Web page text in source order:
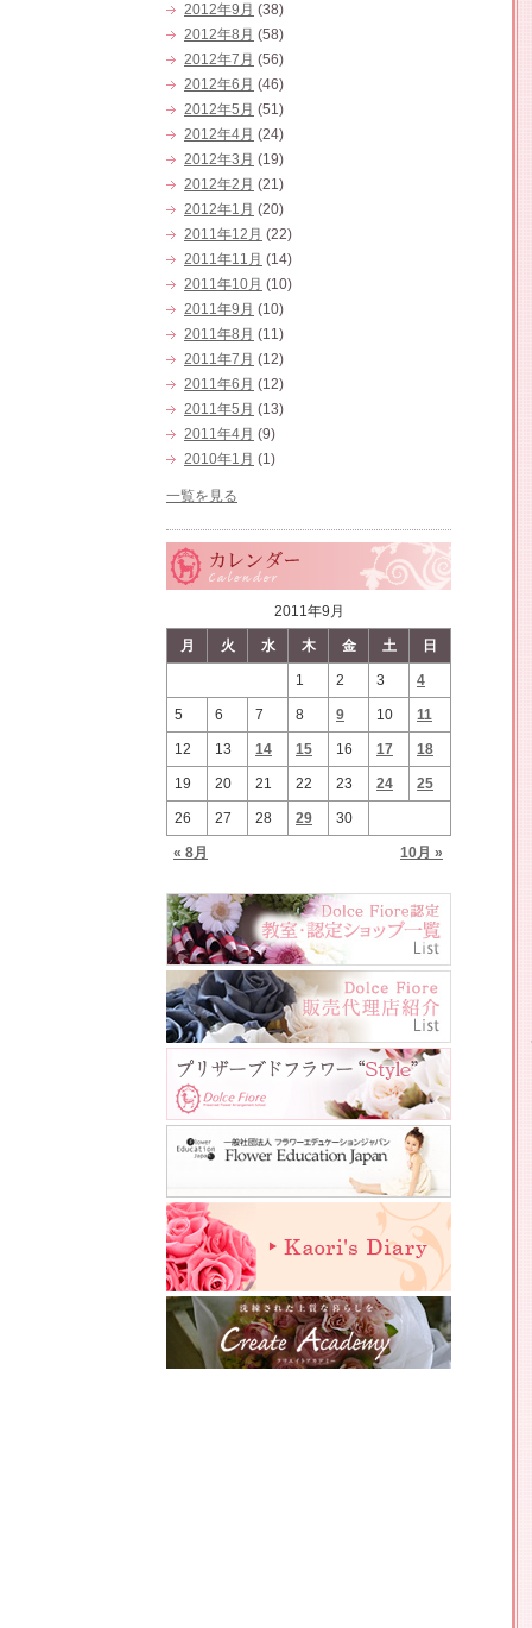
2012年9月 (38)
2012年8月 (58)
2012年7月 (56)
2012年6月 (46)
2012年5月 (51)
2012年4月 (24)
2012年3月 (19)
2012年2月 (21)
2012年1月 (20)
2011年12月 (22)
2011年11月 (14)
2011年10月 (10)
2011年9月 (10)
2011年8月 (11)
2011年7月 (12)
2011年6月 (12)
2011年5月 (13)
2011年4月 (9)
2010年1月 (1)
一覧を見る
2011年9月
月 火 水 木 金 土 日
« 8月 10月 »
1 2 3 4
5 6 7 8 9 10 11
12 13 14 15 16 17 18
19 20 21 22 23 24 25
26 27 28 29 30